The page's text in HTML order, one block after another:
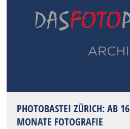
PHOTOBASTEI ZÜRICH: AB
MONATE FOTOGRAFIE